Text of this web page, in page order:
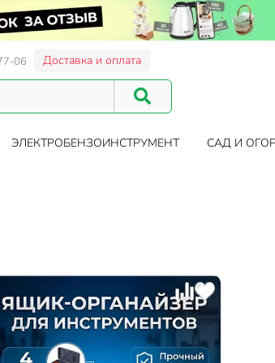
06 Доставка и оплата
ЭЛЕКТРОБЕНЗОИНСТРУМЕНТ САД И